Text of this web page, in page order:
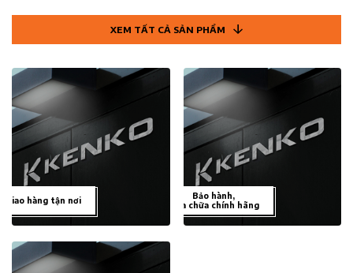
XEM TẤT CẢ SẢN PHẨM
Giao hàng tận nơi
Bảo hành,
sửa chữa chính hãng